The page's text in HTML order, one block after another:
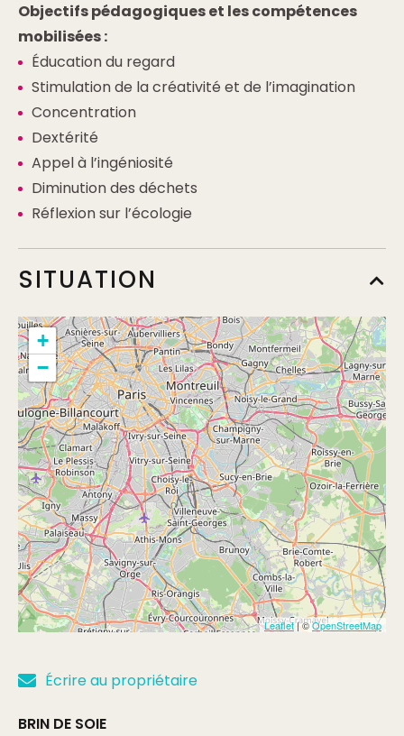
Objectifs pédagogiques et les compétences
mobilisées :
Éducation du regard
Stimulation de la créativité et de l’imagination
Concentration
Dextérité
Appel à l’ingéniosité
Diminution des déchets
Réflexion sur l’écologie
SITUATION
+
−
Leaflet| ©OpenStreetMap
Écrire au propriétaire
BRIN DE SOIE